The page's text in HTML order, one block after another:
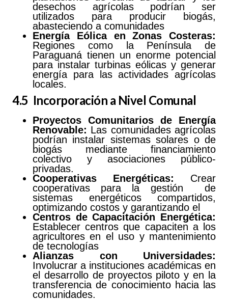
desechos agrícolas podrían ser
utilizados para producir biogás,
abasteciendo a comunidades
Energía Eólica en Zonas Costeras:
Regiones como la Península de
Paraguaná tienen un enorme potencial
para instalar turbinas eólicas y generar
energía para las actividades agrícolas
locales.
4.5 Incorporación a Nivel Comunal
Proyectos Comunitarios de
Energía
Renovable: Las comunidades agrícolas
podrían instalar sistemas solares o de
biogás mediante financiamiento
colectivo y asociaciones público-
privadas.
Cooperativas Energéticas: Crear
cooperativas para la gestión de
sistemas energéticos compartidos,
optimizando costos y garantizando el
Centros de Capacitación Energética:
Establecer centros que capaciten a los
agricultores en el uso y mantenimiento
de tecnologías
Alianzas con Universidades:
Involucrar a instituciones académicas en
el desarrollo de proyectos piloto y en la
transferencia de conocimiento hacia las
comunidades.